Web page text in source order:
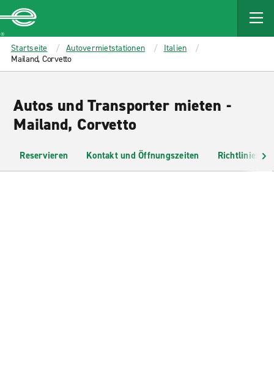
MAIN
CONTENT
Enterprise
Startseite Autovermietstationen
Italien
Mailand, Corvetto
Autos und Transporter mieten -
Mailand, Corvetto
Reservieren Kontakt und Öffnungszeiten Richtlinien